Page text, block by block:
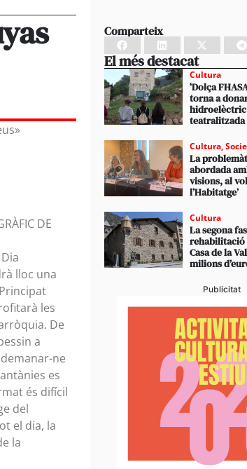
DE
lloc una
les
De
a
ne
es
és difícil
del
el dia, la
la
Comparteix
El més destacat
Cultura
‘Dolça
torna a
hidroelèctric
teatralitzada
Cultura,
La
abordada
visions, al
l’Habitatge’
Cultura
La segona
rehabilitació
Casa de la
milions
Publicitat